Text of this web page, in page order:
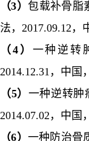
（3）包载补骨脂
法， 2017.09.12 ，
（ 4） 一种逆转
2014.12.31 ，中国，
（5） 一种逆转肿
2014.07.02 ，中国，
（6） 一种防治骨